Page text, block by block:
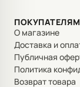
ПОКУПАТЕЛЯМ
О магазине
Доставка и
Публичная
Политика
Возврат товара